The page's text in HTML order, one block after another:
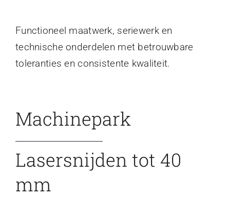
Functioneel maatwerk, seriewerk en
technische onderdelen met betrouwbare
toleranties en consistente kwaliteit.
Machinepark
Lasersnijden tot 40
mm